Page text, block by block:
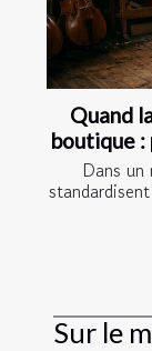
Quand
boutique
Dans
Sur le